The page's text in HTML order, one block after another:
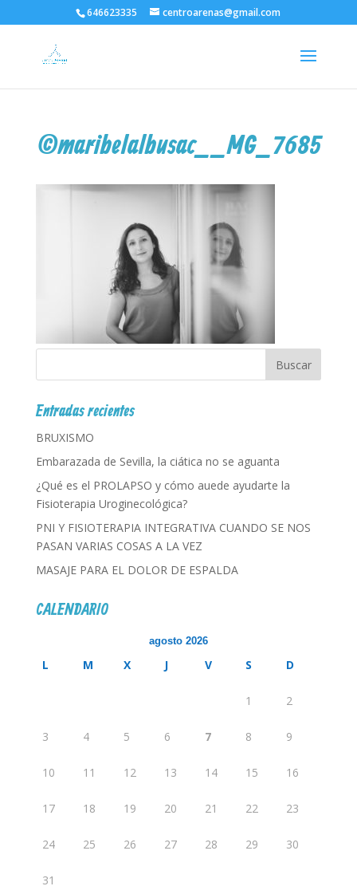
646623335 centroarenas@gmail.com
©maribelalbusac__MG_7685
Entradas recientes
BRUXISMO
Embarazada de Sevilla, la ciática no se aguanta
¿Qué es el PROLAPSO y cómo auede ayudarte la
Fisioterapia Uroginecológica?
PNI Y FISIOTERAPIA INTEGRATIVA CUANDO SE NOS
PASAN VARIAS COSAS A LA VEZ
MASAJE PARA EL DOLOR DE ESPALDA
CALENDARIO
agosto 2026
L M X J V S D
1 2
3 4 5 6 7 8 9
10 11 12 13 14 15 16
17 18 19 20 21 22 23
24 25 26 27 28 29 30
31